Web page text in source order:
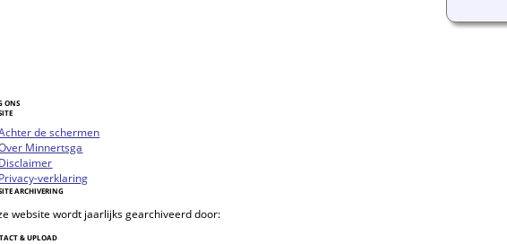
ONS
de schermen
Minnertsga
verklaring
ARCHIVERING
website wordt jaarlijks gearchiveerd door:
& UPLOAD